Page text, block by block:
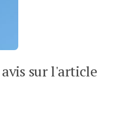
sur l'article